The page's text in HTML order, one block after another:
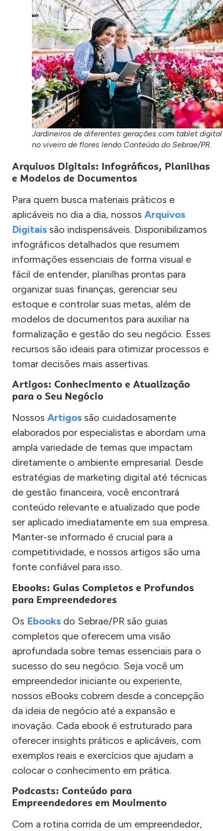
Jardineiros de diferentes gerações com tablet digital
no viveiro de flores lendo Conteúdo do Sebrae/PR.
Arquivos Digitais: Infográficos, Planilhas
e Modelos de Documentos
Para quem busca materiais práticos e
aplicáveis no dia a dia, nossos Arquivos
Digitais são indispensáveis. Disponibilizamos
infográficos detalhados que resumem
informações essenciais de forma visual e
fácil de entender, planilhas prontas para
organizar suas finanças, gerenciar seu
estoque e controlar suas metas, além de
modelos de documentos para auxiliar na
formalização e gestão do seu negócio. Esses
recursos são ideais para otimizar processos e
tomar decisões mais assertivas.
Artigos: Conhecimento e Atualização
para o Seu Negócio
Nossos Artigos são cuidadosamente
elaborados por especialistas e abordam uma
ampla variedade de temas que impactam
diretamente o ambiente empresarial. Desde
estratégias de marketing digital até técnicas
de gestão financeira, você encontrará
conteúdo relevante e atualizado que pode
ser aplicado imediatamente em sua empresa.
Manter-se informado é crucial para a
competitividade, e nossos artigos são uma
fonte confiável para isso.
Ebooks: Guias Completos e Profundos
para Empreendedores
Os Ebooks do Sebrae/PR são guias
completos que oferecem uma visão
aprofundada sobre temas essenciais para o
sucesso do seu negócio. Seja você um
empreendedor iniciante ou experiente,
nossos eBooks cobrem desde a concepção
da ideia de negócio até a expansão e
inovação. Cada ebook é estruturado para
oferecer insights práticos e aplicáveis, com
exemplos reais e exercícios que ajudam a
colocar o conhecimento em prática.
Podcasts: Conteúdo para
Empreendedores em Movimento
Com a rotina corrida de um empreendedor,